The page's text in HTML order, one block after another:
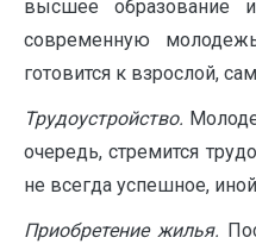
высшее образование
современную
готовится к взрослой,
Трудоустройство.
очередь, стремится
не всегда успешное,
Приобретение жилья.